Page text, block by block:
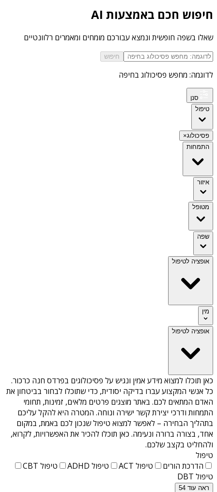
חיפוש חכם באמצעות AI
שאלו בשפה חופשית ונמצא עבורכם מומחים ומאמרים רלוונטיים
חיפוש
לדוגמה: מחפש פסיכולוג בחיפה
סנן
טיפול
פסיכולוג×
התמחות
איזור
מטופל
שפה
אופציה לטיפול
מין
אופציה לטיפול
כאן תוכלו למצוא מידע אמין ונגיש על פסיכולוגים בפרדס חנה כרכור.
כל אנשי המקצוע עברו בדיקה יסודית, כדי שתוכלו לבחור בביטחון את
האדם המתאים לכם. באתר מוצגים פרטים מלאים, זמינות, תחומי
התמחות ודרכי יצירת קשר ישירה ונוחה. המטרה היא להקל עליכם
בתהליך הבחירה – לאפשר למצוא טיפול שנכון לכם באמת, במקום
אחד, בצורה ברורה ונעימה. כאן תוכלו להכיר את האפשרויות, לקרוא,
ולהחליט בקצב שלכם.
טיפול
הדרכת הורים
טיפול ACT טיפול ADHD
טיפול CBT
טיפול DBT
ראה עוד 54